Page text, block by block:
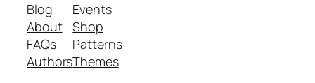
Blog
About
FAQs
Authors
Events
Shop
Patterns
Themes